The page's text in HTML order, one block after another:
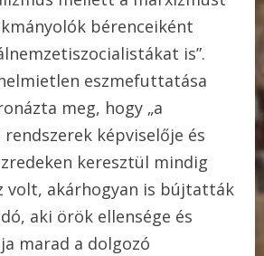
bérenceiként
is”.
eszmefuttatása
meg, hogy „a
képviselője és
keresztül mindig
volt, akárhogyan is bújtatták
aki örök ellensége és
marad a dolgozó